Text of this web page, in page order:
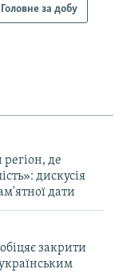
Головне за добу
де
дискусія
дати
закрити